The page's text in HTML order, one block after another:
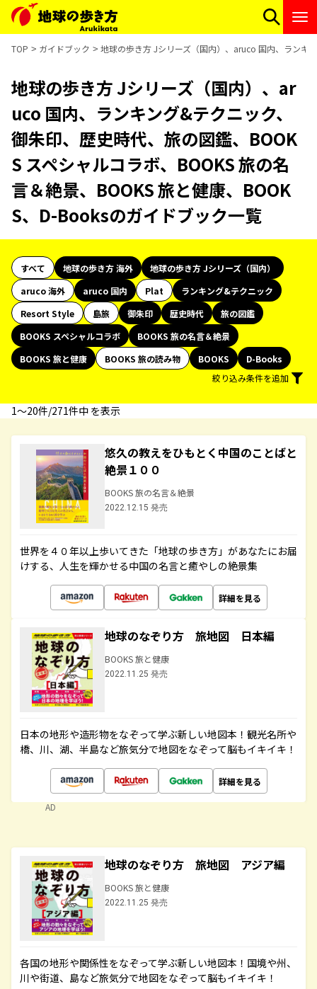
TOP ガイドブック 地球の歩き方 Jシリーズ（国内）、aruco 国内、ランキ
地球の歩き方 Jシリーズ（国内）、ar
uco 国内、ランキング&テクニック、
御朱印、歴史時代、旅の図鑑、BOOK
S スペシャルコラボ、BOOKS 旅の名
言＆絶景、BOOKS 旅と健康、BOOK
S、D-Booksのガイドブック一覧
すべて 地球の歩き方 海外
地球の歩き方 Jシリーズ（国内）
aruco 海外
aruco 国内 Plat
ランキング&テクニック
Resort Style
島旅 御朱印 歴史時代
旅の図鑑
BOOKS スペシャルコラボ
BOOKS 旅の名言＆絶景
BOOKS 旅と健康
BOOKS 旅の読み物 BOOKS
D-Books
絞り込み条件を追加
1〜20件/271件中 を表示
悠久の教えをひもとく中国のことばと
絶景１００
BOOKS 旅の名言＆絶景
2022.12.15 発売
世界を４０年以上歩いてきた「地球の歩き方」があなたにお届
けする、人生を輝かせる中国の名言と癒やしの絶景集
詳細を見る
地球のなぞり方 旅地図 日本編
BOOKS 旅と健康
2022.11.25 発売
日本の地形や造形物をなぞって学ぶ新しい地図本！観光名所や
橋、川、湖、半島など旅気分で地図をなぞって脳もイキイキ！
詳細を見る
AD
地球のなぞり方 旅地図 アジア編
BOOKS 旅と健康
2022.11.25 発売
各国の地形や関係性をなぞって学ぶ新しい地図本！国境や州、
川や街道、島など旅気分で地図をなぞって脳もイキイキ！